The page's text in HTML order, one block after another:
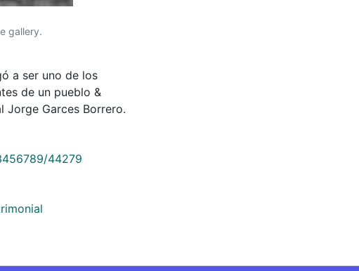
gallery.
a ser uno de los
de un pueblo &
Jorge Garces Borrero.
44279